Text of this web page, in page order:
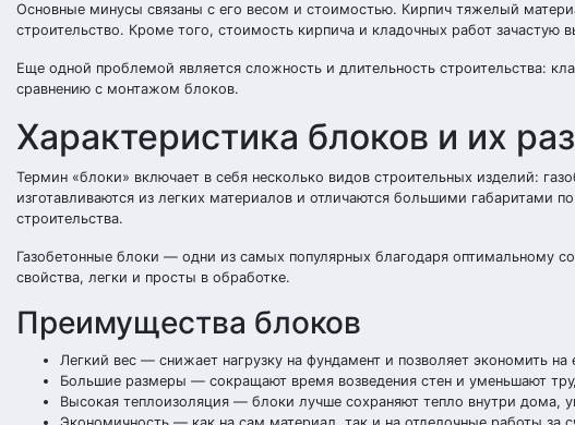
Основные минусы связаны с его весом и стоимостью. Кирпич тяжелый
строительство. Кроме того, стоимость кирпича и кладочных работ зачастую
Еще одной проблемой является сложность и длительность строительства:
сравнению с монтажом блоков.
Характеристика блоков и их
Термин «блоки» включает в себя несколько видов строительных изделий:
изготавливаются из легких материалов и отличаются большими габаритами
строительства.
Газобетонные блоки — одни из самых популярных благодаря оптимальному
свойства, легки и просты в обработке.
Преимущества блоков
Легкий вес — снижает нагрузку на фундамент и позволяет экономить на
Большие размеры — сокращают время возведения стен и уменьшают
Высокая теплоизоляция — блоки лучше сохраняют тепло внутри дома,